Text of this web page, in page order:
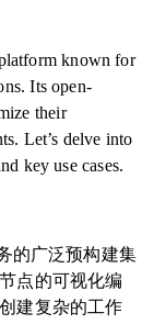
known for
Its open-
their
Let’s delve into
key use cases.
的广泛预构建集
点的可视化编
建复杂的工作